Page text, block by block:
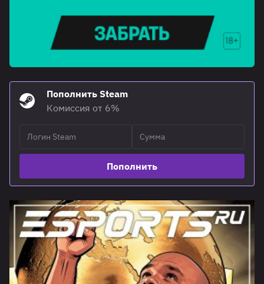
Пополнить Steam
Комиссия от 6%
Пополнить